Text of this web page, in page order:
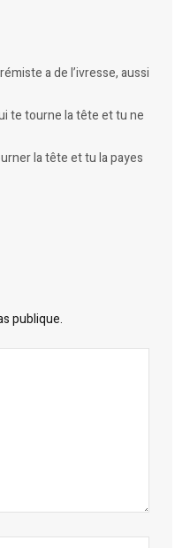
a de l’ivresse, aussi
te tourne la tête et tu ne
la tête et tu la payes
publique.